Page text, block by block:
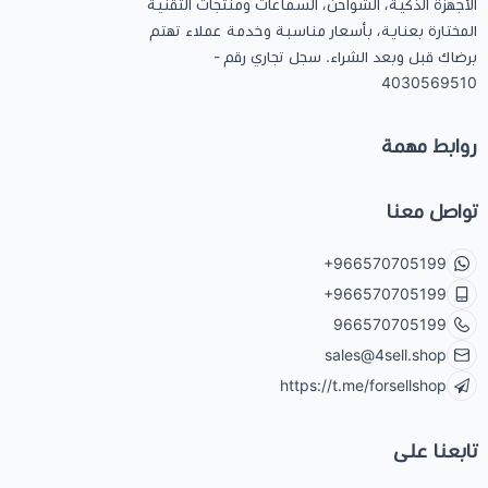
الأجهزة الذكية، الشواحن، السماعات ومنتجات التقنية
المختارة بعناية، بأسعار مناسبة وخدمة عملاء تهتم
برضاك قبل وبعد الشراء. سجل تجاري رقم -
4030569510
روابط مهمة
تواصل معنا
+966570705199
+966570705199
966570705199
sales@4sell.shop
https://t.me/forsellshop
تابعنا على